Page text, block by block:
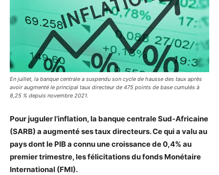
En juillet, la banque centrale a suspendu son cycle de hausse des taux après
avoir augmenté le principal taux directeur de 475 points de base cumulés à
8,25 % depuis novembre 2021.
Pour juguler l’inflation, la banque centrale Sud-Africaine
(SARB) a augmenté ses taux directeurs. Ce qui a valu au
pays dont le PIB a connu une croissance de 0,4% au
premier trimestre, les félicitations du fonds Monétaire
International (FMI).